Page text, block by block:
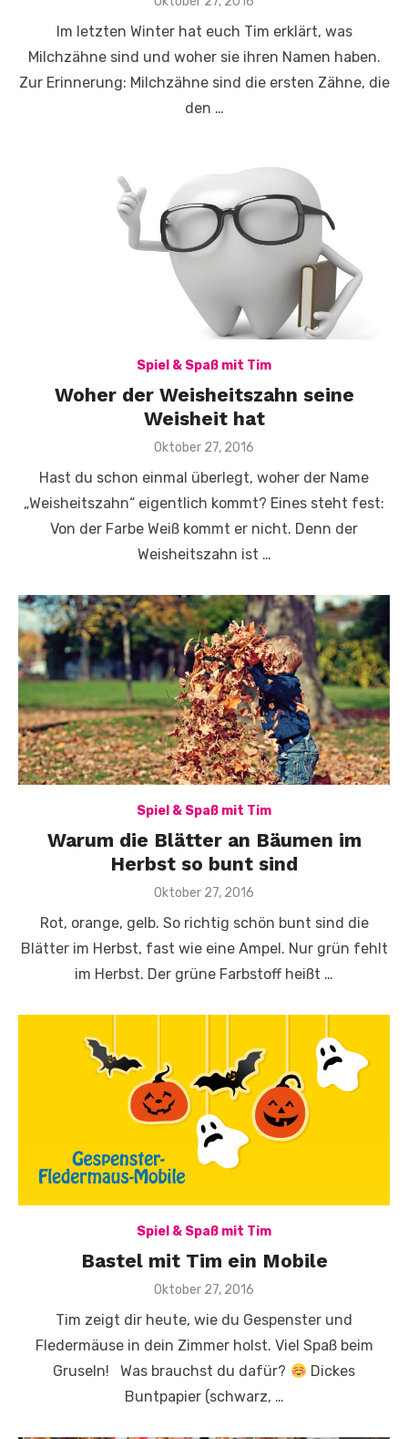
Im letzten Winter hat euch Tim erklärt, was
Milchzähne sind und woher sie ihren Namen haben.
Zur Erinnerung: Milchzähne sind die ersten Zähne, die
den …
Spiel & Spaß mit Tim
Woher der Weisheitszahn seine
Weisheit hat
Veröffentlicht
Oktober 27, 2016
Hast du schon einmal überlegt, woher der Name
„Weisheitszahn“ eigentlich kommt? Eines steht fest:
Von der Farbe Weiß kommt er nicht. Denn der
Weisheitszahn ist …
Spiel & Spaß mit Tim
Warum die Blätter an Bäumen im
Herbst so bunt sind
Veröffentlicht
Oktober 27, 2016
Rot, orange, gelb. So richtig schön bunt sind die
Blätter im Herbst, fast wie eine Ampel. Nur grün fehlt
im Herbst. Der grüne Farbstoff heißt …
Spiel & Spaß mit Tim
Bastel mit Tim ein Mobile
Veröffentlicht
Oktober 27, 2016
Tim zeigt dir heute, wie du Gespenster und
Fledermäuse in dein Zimmer holst. Viel Spaß beim
Gruseln! Was brauchst du dafür?
Dickes
Buntpapier (schwarz, …